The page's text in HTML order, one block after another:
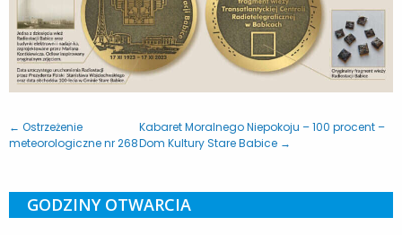
← Ostrzeżenie
meteorologiczne nr 268
Kabaret Moralnego Niepokoju – 100 procent –
Dom Kultury Stare Babice →
GODZINY OTWARCIA